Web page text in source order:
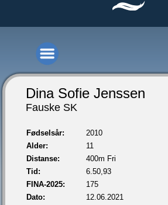
Dina Sofie Jenssen
Fauske SK
Fødselsår:
2010
Alder:
11
Distanse:
400m Fri
Tid:
6.50,93
FINA-2025:
175
Dato:
12.06.2021